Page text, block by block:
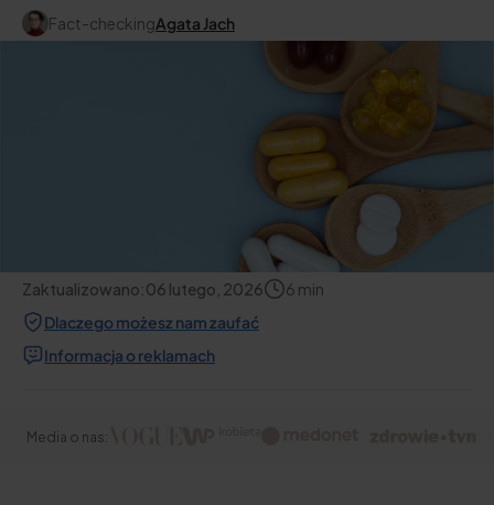
Fact-checkingAgata Jach
Zaktualizowano:06 lutego, 2026 6 min
Dlaczego możesz nam zaufać
Informacja o reklamach
Media o nas: